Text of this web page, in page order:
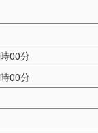
00分
00分